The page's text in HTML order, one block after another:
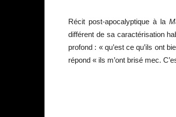
Récit post-apocalyptique à la
différent de sa caractérisation
profond : « qu’est ce qu’ils ont
répond « ils m’ont brisé mec.